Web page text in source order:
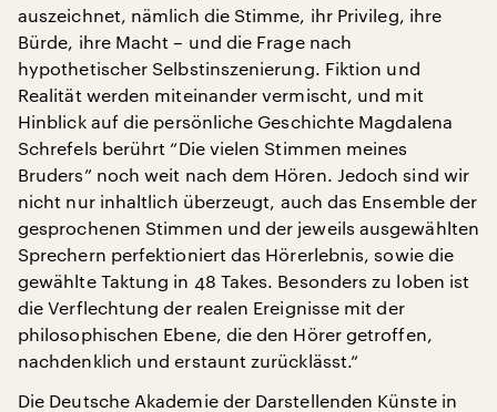
auszeichnet, nämlich die Stimme, ihr Privileg, ihre
Bürde, ihre Macht – und die Frage nach
hypothetischer Selbstinszenierung. Fiktion und
Realität werden miteinander vermischt, und mit
Hinblick auf die persönliche Geschichte Magdalena
Schrefels berührt “Die vielen Stimmen meines
Bruders” noch weit nach dem Hören. Jedoch sind wir
nicht nur inhaltlich überzeugt, auch das Ensemble der
gesprochenen Stimmen und der jeweils ausgewählten
Sprechern perfektioniert das Hörerlebnis, sowie die
gewählte Taktung in 48 Takes. Besonders zu loben ist
die Verflechtung der realen Ereignisse mit der
philosophischen Ebene, die den Hörer getroffen,
nachdenklich und erstaunt zurücklässt.“
Die Deutsche Akademie der Darstellenden Künste in